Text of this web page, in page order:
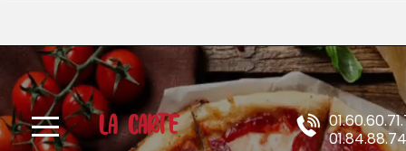
LA CARTE
X
À
Emporter
Allergènes